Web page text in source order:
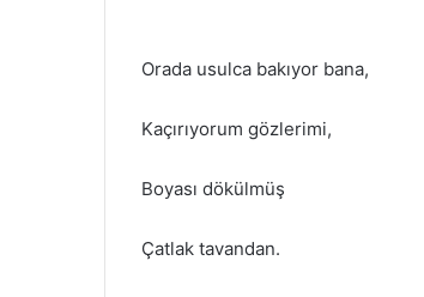
Orada usulca bakıyor bana,
Kaçırıyorum gözlerimi,
Boyası dökülmüş
Çatlak tavandan.